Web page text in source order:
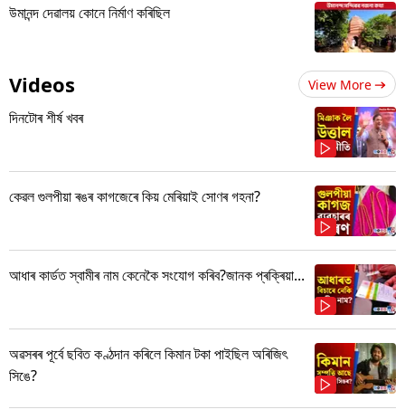
উমানন্দ দেৱালয় কোনে নিৰ্মাণ কৰিছিল
Videos View More
দিনটোৰ শীৰ্ষ খবৰ
কেৱল গুলপীয়া ৰঙৰ কাগজেৰে কিয় মেৰিয়াই সোণৰ গহনা?
আধাৰ কাৰ্ডত স্বামীৰ নাম কেনেকৈ সংযোগ কৰিব?জানক প্ৰক্ৰিয়া...
অৱসৰৰ পূৰ্বে ছবিত কণ্ঠদান কৰিলে কিমান টকা পাইছিল অৰিজিৎ
সিঙে?